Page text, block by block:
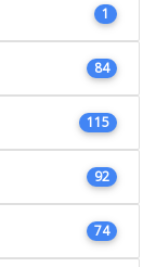
1
84
115
92
74